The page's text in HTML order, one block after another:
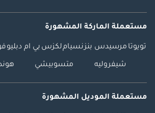
مستعملة الماركة المشهورة
تويوتا مرسيدس بنزنسياملكزس بي ام دبليو
شيفروليه متسوبيشي
مستعملة الموديل المشهورة